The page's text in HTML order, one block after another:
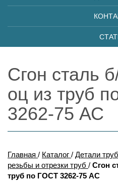
Сгон сталь
оц из труб
3262-75 АС
Главная / Каталог / Детали
резьбы и отрезки труб / Сгон
труб по ГОСТ 3262-75 АС